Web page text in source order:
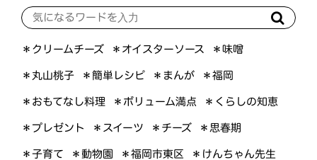
＊クリームチーズ ＊オイスターソース ＊味噌
＊丸山桃子 ＊簡単レシピ ＊まんが ＊福岡
＊おもてなし料理 ＊ボリューム満点 ＊くらしの知恵
＊プレゼント ＊スイーツ ＊チーズ ＊思春期
＊子育て ＊動物園 ＊福岡市東区 ＊けんちゃん先生